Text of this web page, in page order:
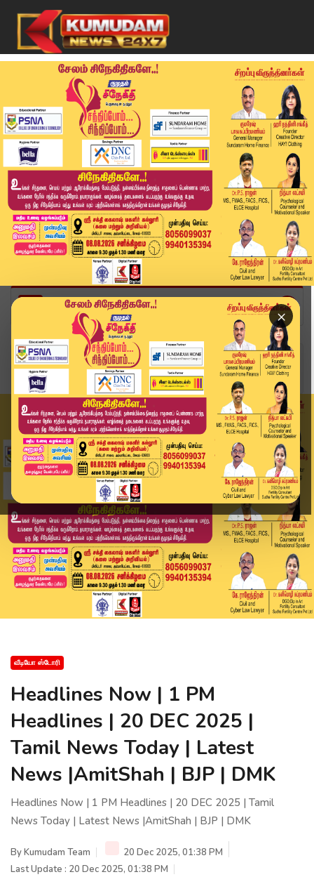
×
Home
வீடியோ ஸ்டோரி
Headlines Now | 1 PM Headlines | 20 DEC 2025 | ...
வீடியோ ஸ்டோரி
Headlines Now | 1 PM
Headlines | 20 DEC 2025 |
Tamil News Today | Latest
News |AmitShah | BJP | DMK
Headlines Now | 1 PM Headlines | 20 DEC 2025 | Tamil
News Today | Latest News |AmitShah | BJP | DMK
ByKumudam Team
20 Dec 2025, 01:38 PM
Last Update : 20 Dec 2025, 01:38 PM